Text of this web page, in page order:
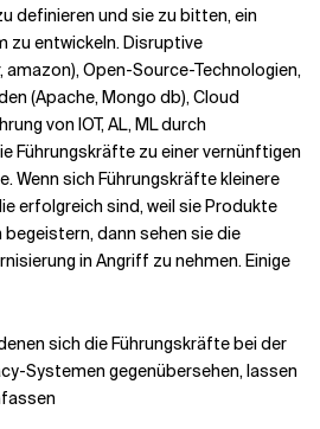
definieren und sie zu bitten, ein
zu entwickeln. Disruptive
Open-Source-Technologien,
(Apache, Mongo db), Cloud
von IOT, AL, ML durch
Führungskräfte zu einer vernünftigen
Wenn sich Führungskräfte kleinere
erfolgreich sind, weil sie Produkte
dann sehen sie die
in Angriff zu nehmen. Einige
sich die Führungskräfte bei der
Systemen gegenübersehen, lassen